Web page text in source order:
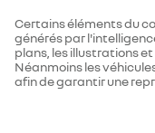
Certains éléments du
générés par
plans, les illustrations
Néanmoins les
afin de garantir une